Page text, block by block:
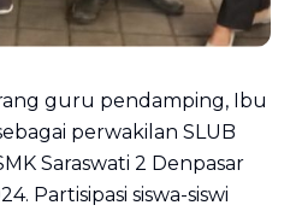
guru pendamping, Ibu
perwakilan SLUB
Saraswati 2 Denpasar
Partisipasi siswa-siswi